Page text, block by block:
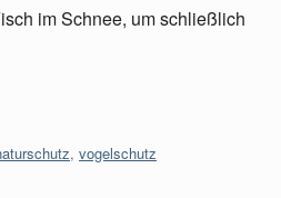
im Schnee, um schließlich
, vogelschutz